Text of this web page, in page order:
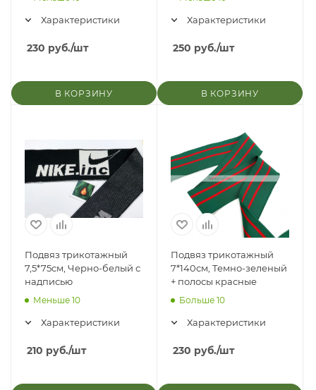
Характеристики
230 руб./шт
В КОРЗИНУ
Характеристики
250 руб./шт
В КОРЗИНУ
Подвяз трикотажный
7,5*75см, Черно-белый с
надписью
Меньше 10
Характеристики
210 руб./шт
Подвяз трикотажный
7*140см, Темно-зеленый
+ полосы красные
Больше 10
Характеристики
230 руб./шт